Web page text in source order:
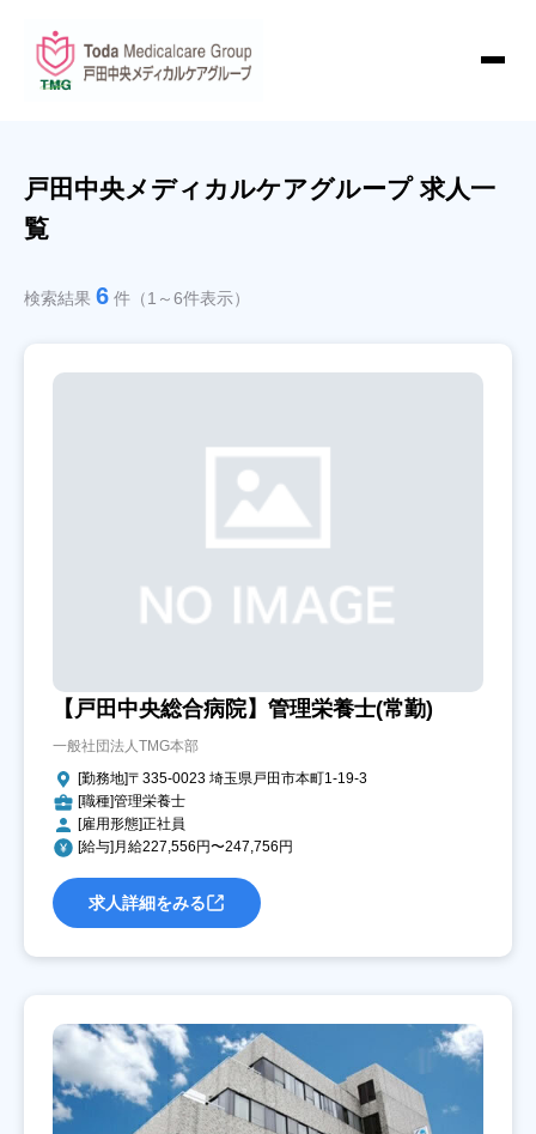
戸田中央メディカルケアグループ 求人一
覧
検索結果 6 件（1～6件表示）
【戸田中央総合病院】管理栄養士(常勤)
一般社団法人TMG本部
[勤務地]〒335-0023 埼玉県戸田市本町1-19-3
[職種]管理栄養士
[雇用形態]正社員
[給与]月給227,556円〜247,756円
求人詳細をみる